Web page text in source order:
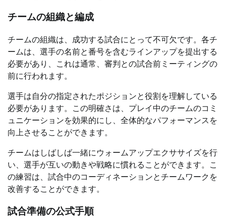
チームの組織と編成
チームの組織は、成功する試合にとって不可欠です。各チ
ームは、選手の名前と番号を含むラインアップを提出する
必要があり、これは通常、審判との試合前ミーティングの
前に行われます。
選手は自分の指定されたポジションと役割を理解している
必要があります。この明確さは、プレイ中のチームのコミ
ュニケーションを効果的にし、全体的なパフォーマンスを
向上させることができます。
チームはしばしば一緒にウォームアップエクササイズを行
い、選手が互いの動きや戦略に慣れることができます。こ
の練習は、試合中のコーディネーションとチームワークを
改善することができます。
試合準備の公式手順